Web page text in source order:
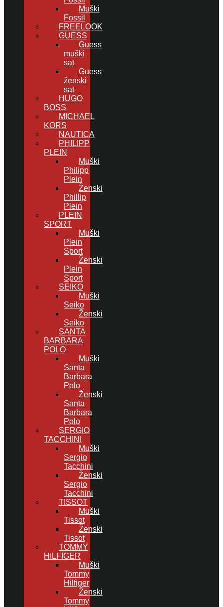
Muški
Fossil
FREELOOK
GUESS
Guess
muški
sat
Guess
ženski
sat
HUGO
BOSS
MICHAEL
KORS
NAUTICA
PHILIPP
PLEIN
Muški
Philipp
Plein
Ženski
Phillip
Plein
PLEIN
SPORT
Muški
Plein
Sport
Ženski
Plein
Sport
SEIKO
Muški
Seiko
Ženski
Seiko
SANTA
BARBARA
POLO
Muški
Santa
Barbara
Polo
Ženski
Santa
Barbara
Polo
SERGIO
TACCHINI
Muški
Sergio
Tacchini
Ženski
Sergio
Tacchini
TISSOT
Muški
Tissot
Ženski
Tissot
TOMMY
HILFIGER
Muški
Tommy
Hilfiger
Ženski
Tommy